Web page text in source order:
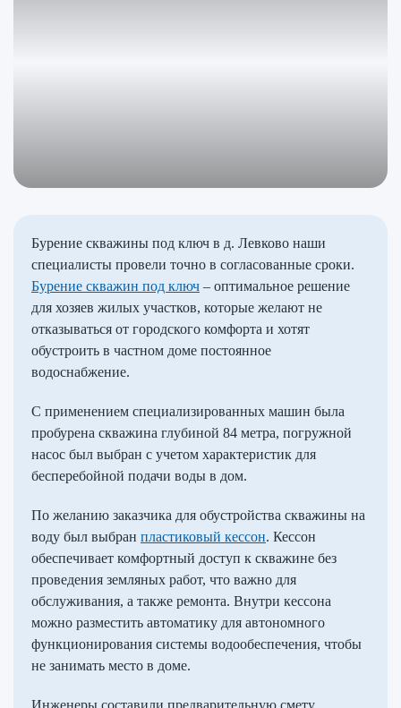
Бурение скважины под ключ в д. Левково наши
специалисты провели точно в согласованные сроки.
Бурение скважин под ключ – оптимальное решение
для хозяев жилых участков, которые желают не
отказываться от городского комфорта и хотят
обустроить в частном доме постоянное
водоснабжение.
С применением специализированных машин была
пробурена скважина глубиной 84 метра, погружной
насос был выбран с учетом характеристик для
бесперебойной подачи воды в дом.
По желанию заказчика для обустройства скважины на
воду был выбран пластиковый кессон. Кессон
обеспечивает комфортный доступ к скважине без
проведения земляных работ, что важно для
обслуживания, а также ремонта. Внутри кессона
можно разместить автоматику для автономного
функционирования системы водообеспечения, чтобы
не занимать место в доме.
Инженеры составили предварительную смету